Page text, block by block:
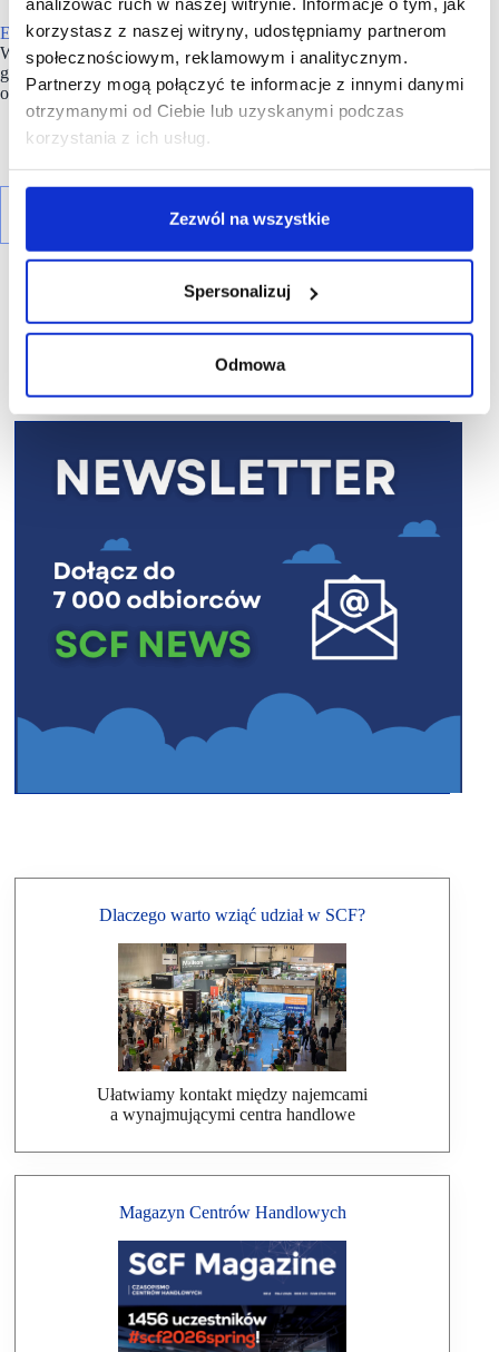
korzystasz z naszej witryny, udostępniamy partnerom
społecznościowym, reklamowym i analitycznym.
Partnerzy mogą połączyć te informacje z innymi danymi
otrzymanymi od Ciebie lub uzyskanymi podczas
korzystania z ich usług.
Zezwól na wszystkie
Spersonalizuj
Odmowa
Echo Investment jest notowane na Giełdzie Papierów
Wartościowych w Warszawie już od 1996 roku. Od 2019 roku
głównym akcjonariuszem firmy jest węgierski Wing IHC Zrt
oraz partnerzy Griffin Real Estate.
Dlaczego warto wziąć udział w SCF?
Ułatwiamy kontakt między najemcami
a wynajmującymi centra handlowe
Magazyn Centrów Handlowych